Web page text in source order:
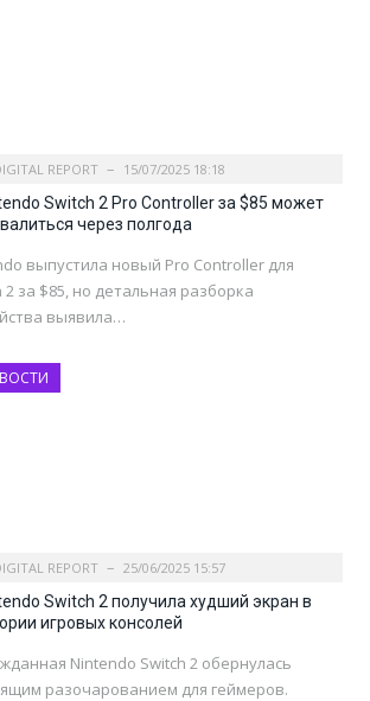
REPORT 15/07/2025 18:18
Switch 2 Pro Controller за $85 может
через полгода
выпустила новый Pro Controller для
2 за $85, но детальная разборка
выявила…
REPORT 25/06/2025 15:57
Switch 2 получила худший экран в
игровых консолей
Nintendo Switch 2 обернулась
разочарованием для геймеров.